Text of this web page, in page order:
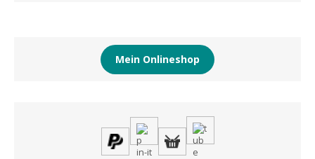
Mein Onlineshop